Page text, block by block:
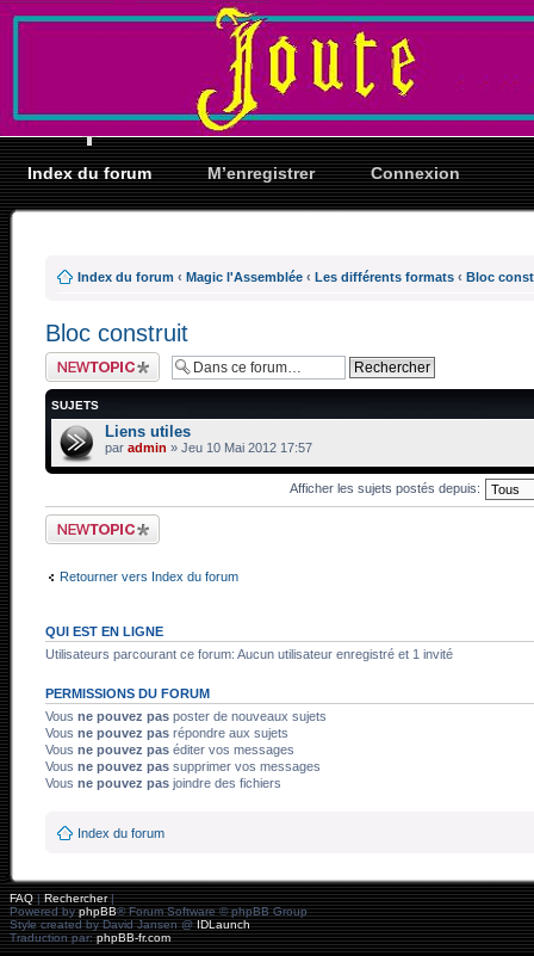
Index du forum M’enregistrer Connexion
Index du forum ‹ Magic l'Assemblée ‹ Les différents formats ‹ Bloc
Bloc construit
Ecrire un nouveau
sujet
SUJETS
Liens utiles
par admin » Jeu 10 Mai 2012 17:57
Afficher les sujets postés depuis:
Ecrire un nouveau
sujet
Retourner vers Index du forum
QUI EST EN LIGNE
Utilisateurs parcourant ce forum: Aucun utilisateur enregistré et 1 invité
PERMISSIONS DU FORUM
Vous ne pouvez pas poster de nouveaux sujets
Vous ne pouvez pas répondre aux sujets
Vous ne pouvez pas éditer vos messages
Vous ne pouvez pas supprimer vos messages
Vous ne pouvez pas joindre des fichiers
Index du forum
FAQ|Rechercher|
Powered byphpBB® Forum Software © phpBB Group
Style created by David Jansen @IDLaunch
Traduction par:phpBB-fr.com